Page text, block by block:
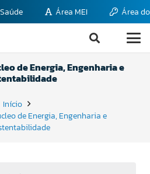
Área MEI Área
de Energia, Engenharia e
Início
de Energia, Engenharia e